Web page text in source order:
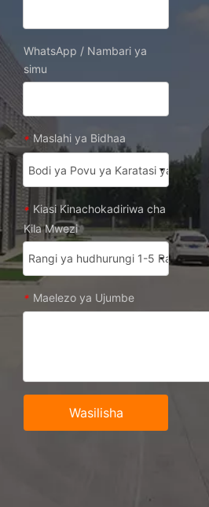
WhatsApp / Nambari ya
simu
* Maslahi ya Bidhaa
* Kiasi Kinachokadiriwa cha
Kila Mwezi
* Maelezo ya Ujumbe
Wasilisha